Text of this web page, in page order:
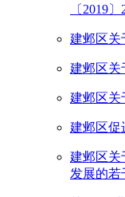
〔2019〕
建邺区关
建邺区关
建邺区关
建邺区促
建邺区关
发展的若